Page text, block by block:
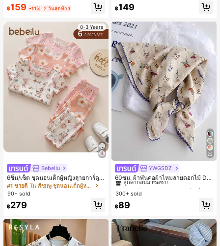
฿159 -11% 2 วันสุดท้าย
0-3 Years
Bebeilu
6ชิ้น/เซ็ต ชุดนอนเด็กผู้หญิงลายการ์ตูน
หมีและดอกไม้ คอกลม แขนสั้น กางเกง
ขาสั้น ขอบระบาย สวมใส่สบาย
#1 ขายดี
ใน สีชมพู ชุดนอนเด็กผู้หญิง
90+ sold
฿279
฿149
23
YWGSDZ
60ซม. ผ้าพันคอผ้าไหมลายดอกไม้ Dit
sy สีเบจ, เครื่องประดับใหม่สำหรับผู้หญิ
งฤดูใบไม้ผลิ/ฤดูใบไม้ร่วง, ผ้าพันคอผืน
#1 ขายดี
ลูกค้ากลับมาซื้อซ้ำ!
#1 ขายดี
ลูกค้ากลับมาซื้อซ้ำ!
#1 ขายดี
ลูกค้ากลับมาซื้อซ้ำ!
#1 ขายดี
ใน สีเบจ ผ้าพันคอทรงสี่เหลี่ยมและผ้าพันคอสำหรับผู้
300+ sold
฿89